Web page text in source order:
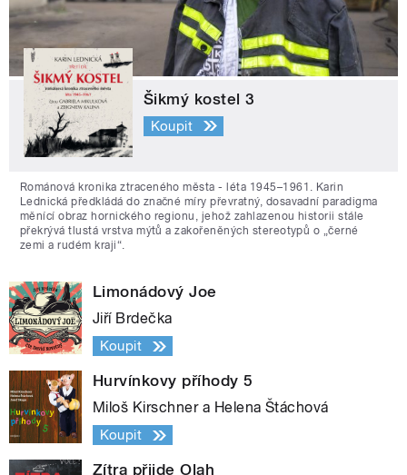
Šikmý kostel 3
Koupit
Románová kronika ztraceného města - léta 1945–1961. Karin
Lednická předkládá do značné míry převratný, dosavadní paradigma
měnící obraz hornického regionu, jehož zahlazenou historii stále
překrývá tlustá vrstva mýtů a zakořeněných stereotypů o „černé
zemi a rudém kraji“.
Limonádový Joe
Jiří Brdečka
Koupit
Hurvínkovy příhody 5
Miloš Kirschner a Helena Štáchová
Koupit
Zítra přijde Olah